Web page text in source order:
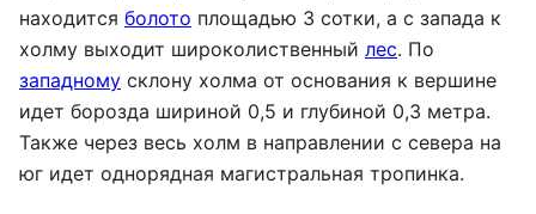
находится болото площадью 3 сотки, а с запада к
холму выходит широколиственный лес. По
западному склону холма от основания к вершине
идет борозда шириной 0,5 и глубиной 0,3 метра.
Также через весь холм в направлении с севера на
юг идет однорядная магистральная тропинка.